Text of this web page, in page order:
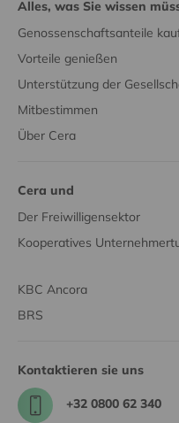
Alles, was Sie wissen
Genossenschaftsanteile
Vorteile genießen
Unterstützung der
Mitbestimmen
Über Cera
Cera und
Der Freiwilligensektor
Kooperatives
KBC Ancora
BRS
Kontaktieren sie uns
+32 0800 62 340